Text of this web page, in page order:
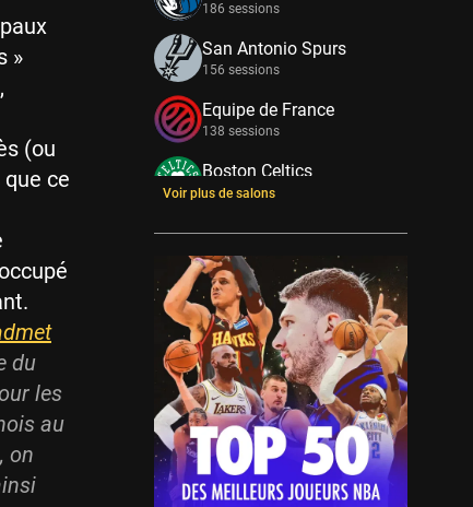
»
(ou
ce
du
les
au
on
186 sessions
San Antonio Spurs
156 sessions
Equipe de France
138 sessions
Boston Celtics
133 sessions
New York Knicks
114 sessions
Minnesota Timberwolves
114 sessions
Golden State Warriors
113 sessions
Denver Nuggets
106 sessions
WNBA
97 sessions
Voir plus de salons